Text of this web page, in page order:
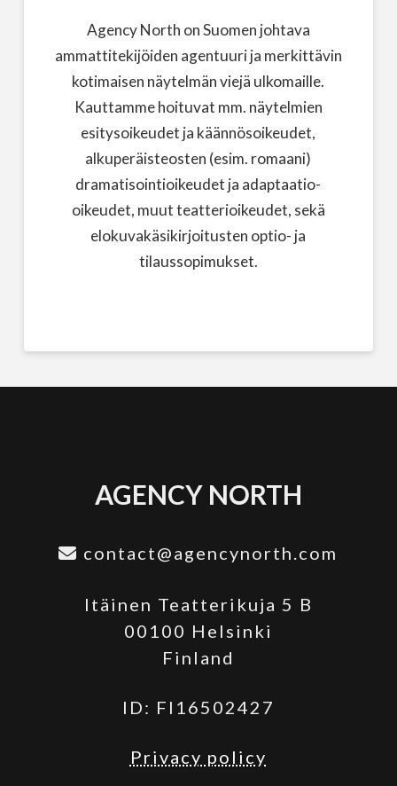
Agency North on Suomen johtava
ammattitekijöiden agentuuri ja merkittävin
kotimaisen näytelmän viejä ulkomaille.
Kauttamme hoituvat mm. näytelmien
esitysoikeudet ja käännösoikeudet,
alkuperäisteosten (esim. romaani)
dramatisointioikeudet ja adaptaatio-
oikeudet, muut teatterioikeudet, sekä
elokuvakäsikirjoitusten optio- ja
tilaussopimukset.
AGENCY NORTH
contact@agencynorth.com
Itäinen Teatterikuja 5 B
00100 Helsinki
Finland
ID: FI16502427
Privacy policy